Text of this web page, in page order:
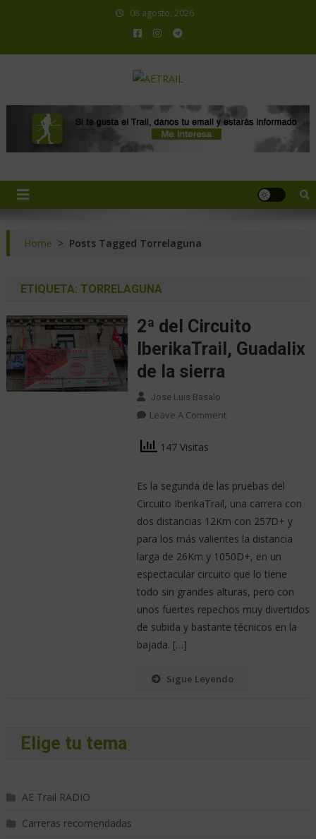
08 agosto, 2026
Home > Posts Tagged Torrelaguna
ETIQUETA: TORRELAGUNA
2ª del Circuito
IberikaTrail, Guadalix
de la sierra
Jose Luis Basalo
Leave A Comment
147 Visitas
Es la segunda de las pruebas del
Circuito IberikaTrail, una carrera con
dos distancias 12Km con 257D+ y
para los más valientes la distancia
larga de 26Km y 1050D+, en un
espectacular circuito que lo tiene
todo sin grandes alturas, pero con
unos fuertes repechos muy divertidos
de subida y bastante técnicos en la
bajada. […]
Sigue Leyendo
Elige tu tema
AE Trail RADIO
Carreras recomendadas